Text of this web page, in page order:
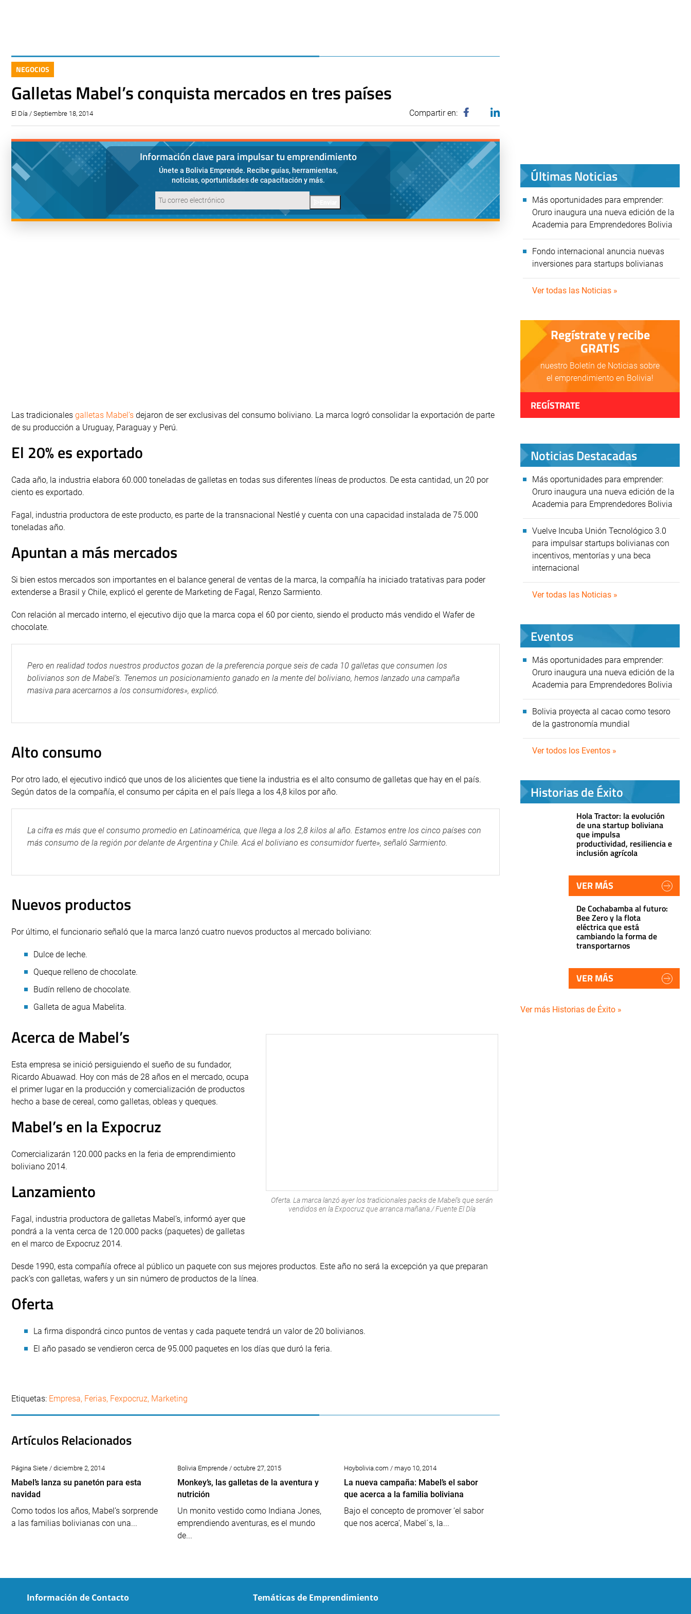
NEGOCIOS
Galletas Mabel’s conquista mercados en tres países
El Día / Septiembre 18, 2014 Compartir en:
Información clave para impulsar tu emprendimiento
Únete a Bolivia Emprende. Recibe guías, herramientas,
noticias, oportunidades de capacitación y más.
Las tradicionales galletas Mabel’s dejaron de ser exclusivas del consumo boliviano. La marca logró consolidar la exportación de parte
de su producción a Uruguay, Paraguay y Perú.
El 20% es exportado
Cada año, la industria elabora 60.000 toneladas de galletas en todas sus diferentes líneas de productos. De esta cantidad, un 20 por
ciento es exportado.
Fagal, industria productora de este producto, es parte de la transnacional Nestlé y cuenta con una capacidad instalada de 75.000
toneladas año.
Apuntan a más mercados
Si bien estos mercados son importantes en el balance general de ventas de la marca, la compañía ha iniciado tratativas para poder
extenderse a Brasil y Chile, explicó el gerente de Marketing de Fagal, Renzo Sarmiento.
Con relación al mercado interno, el ejecutivo dijo que la marca copa el 60 por ciento, siendo el producto más vendido el Wafer de
chocolate.
Pero en realidad todos nuestros productos gozan de la preferencia porque seis de cada 10 galletas que consumen los
bolivianos son de Mabel’s. Tenemos un posicionamiento ganado en la mente del boliviano, hemos lanzado una campaña
masiva para acercarnos a los consumidores», explicó.
Alto consumo
Por otro lado, el ejecutivo indicó que unos de los alicientes que tiene la industria es el alto consumo de galletas que hay en el país.
Según datos de la compañía, el consumo per cápita en el país llega a los 4,8 kilos por año.
La cifra es más que el consumo promedio en Latinoamérica, que llega a los 2,8 kilos al año. Estamos entre los cinco países con
más consumo de la región por delante de Argentina y Chile. Acá el boliviano es consumidor fuerte», señaló Sarmiento.
Nuevos productos
Por último, el funcionario señaló que la marca lanzó cuatro nuevos productos al mercado boliviano:
Dulce de leche.
Queque relleno de chocolate.
Budín relleno de chocolate.
Galleta de agua Mabelita.
Oferta. La marca lanzó ayer los tradicionales packs de Mabel’s que serán
vendidos en la Expocruz que arranca mañana./ Fuente El Día
Acerca de Mabel’s
Esta empresa se inició persiguiendo el sueño de su fundador,
Ricardo Abuawad. Hoy con más de 28 años en el mercado, ocupa
el primer lugar en la producción y comercialización de productos
hecho a base de cereal, como galletas, obleas y queques.
Mabel’s en la Expocruz
Comercializarán 120.000 packs en la feria de emprendimiento
boliviano 2014.
Lanzamiento
Fagal, industria productora de galletas Mabel’s, informó ayer que
pondrá a la venta cerca de 120.000 packs (paquetes) de galletas
en el marco de Expocruz 2014.
Desde 1990, esta compañía ofrece al público un paquete con sus mejores productos. Este año no será la excepción ya que preparan
pack’s con galletas, wafers y un sin número de productos de la línea.
Oferta
La firma dispondrá cinco puntos de ventas y cada paquete tendrá un valor de 20 bolivianos.
El año pasado se vendieron cerca de 95.000 paquetes en los días que duró la feria.
Etiquetas: Empresa, Ferias, Fexpocruz, Marketing
Artículos Relacionados
Página Siete / diciembre 2, 2014
Mabel’s lanza su panetón para esta
navidad
Como todos los años, Mabel’s sorprende
a las familias bolivianas con una...
Bolivia Emprende / octubre 27, 2015
Monkey’s, las galletas de la aventura y
nutrición
Un monito vestido como Indiana Jones,
emprendiendo aventuras, es el mundo
de...
Hoybolivia.com / mayo 10, 2014
La nueva campaña: Mabel’s el sabor
que acerca a la familia boliviana
Bajo el concepto de promover ‘el sabor
que nos acerca’, Mabel´s, la...
Últimas Noticias
Más oportunidades para emprender:
Oruro inaugura una nueva edición de la
Academia para Emprendedores Bolivia
Fondo internacional anuncia nuevas
inversiones para startups bolivianas
Ver todas las Noticias »
Regístrate y recibe
GRATIS
nuestro Boletín de Noticias sobre
el emprendimiento en Bolivia!
REGÍSTRATE
Noticias Destacadas
Más oportunidades para emprender:
Oruro inaugura una nueva edición de la
Academia para Emprendedores Bolivia
Vuelve Incuba Unión Tecnológico 3.0
para impulsar startups bolivianas con
incentivos, mentorías y una beca
internacional
Ver todas las Noticias »
Eventos
Más oportunidades para emprender:
Oruro inaugura una nueva edición de la
Academia para Emprendedores Bolivia
Bolivia proyecta al cacao como tesoro
de la gastronomía mundial
Ver todos los Eventos »
Historias de Éxito
Hola Tractor: la evolución
de una startup boliviana
que impulsa
productividad, resiliencia e
inclusión agrícola
VER MÁS
De Cochabamba al futuro:
Bee Zero y la flota
eléctrica que está
cambiando la forma de
transportarnos
VER MÁS
Ver más Historias de Éxito »
Información de Contacto Temáticas de Emprendimiento